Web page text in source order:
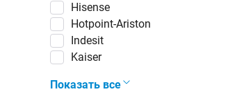
Hisense
Hotpoint-Ariston
Indesit
Kaiser
Показать все